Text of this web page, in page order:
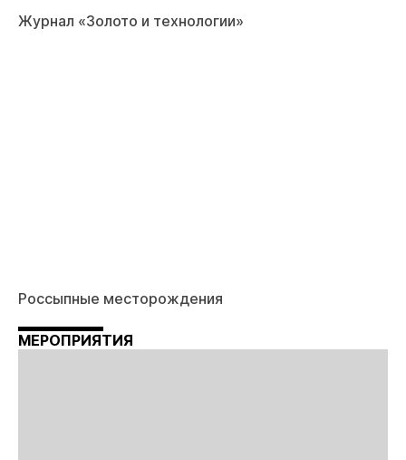
Журнал «Золото и технологии»
Россыпные месторождения
МЕРОПРИЯТИЯ